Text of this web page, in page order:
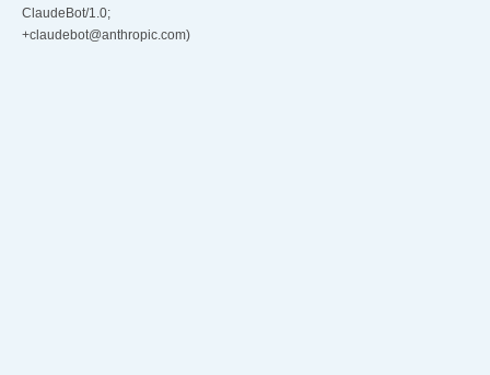
ClaudeBot/1.0;
+claudebot@anthropic.com)